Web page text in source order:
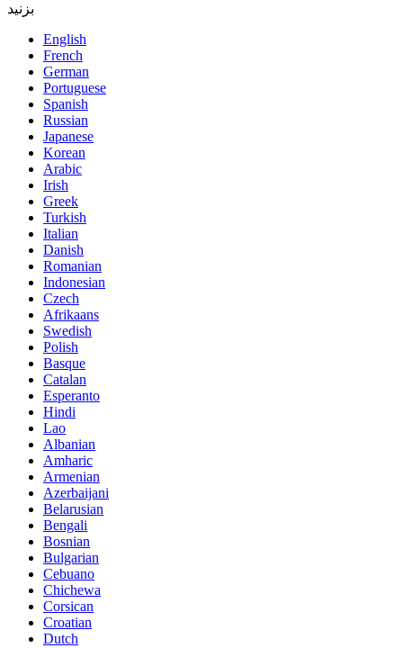
بزنید
English
French
German
Portuguese
Spanish
Russian
Japanese
Korean
Arabic
Irish
Greek
Turkish
Italian
Danish
Romanian
Indonesian
Czech
Afrikaans
Swedish
Polish
Basque
Catalan
Esperanto
Hindi
Lao
Albanian
Amharic
Armenian
Azerbaijani
Belarusian
Bengali
Bosnian
Bulgarian
Cebuano
Chichewa
Corsican
Croatian
Dutch